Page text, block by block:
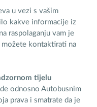
u vezi s vašim
kakve informacije iz
raspolaganju vam je
kontaktirati na
tijelu
odnosno Autobusnim
prava i smatrate da je